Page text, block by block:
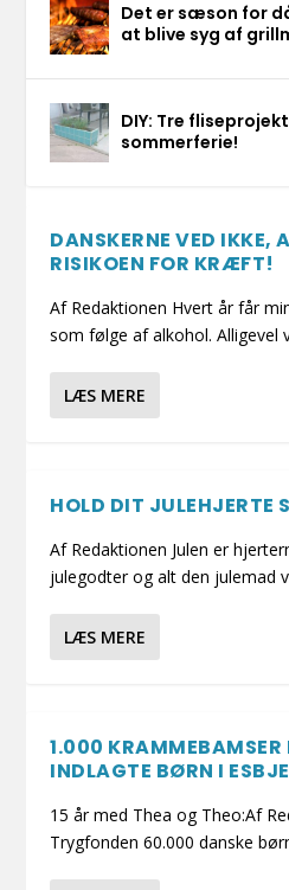
Det er sæson for
at blive syg af
DIY: Tre
sommerferie!
DANSKERNE VED IKKE,
RISIKOEN FOR KRÆFT!
Af Redaktionen Hvert år får
som følge af alkohol. Alligevel
LÆS MERE
HOLD DIT JULEHJERTE
Af Redaktionen Julen er
julegodter og alt den julemad
LÆS MERE
1.000 KRAMMEBAMSER
INDLAGTE BØRN I
15 år med Thea og Theo:Af
Trygfonden 60.000 danske